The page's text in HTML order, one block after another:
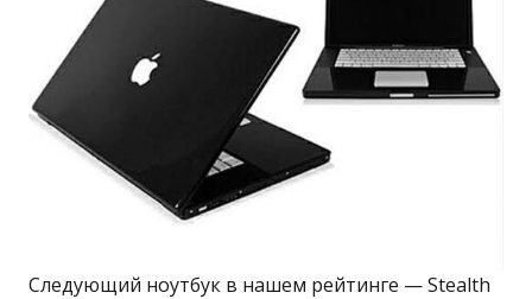
Следующий ноутбук в нашем рейтинге — Stealth